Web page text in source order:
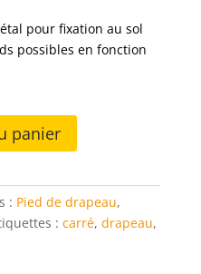
pour fixation au sol
possibles en fonction
panier
: Pied de drapeau,
: carré, drapeau,